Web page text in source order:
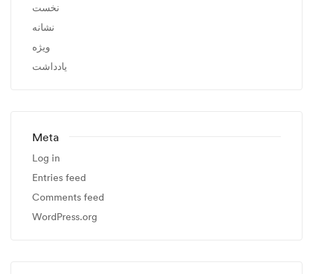
نخست
نشانه
ویژه
یادداشت
Meta
Log in
Entries feed
Comments feed
WordPress.org